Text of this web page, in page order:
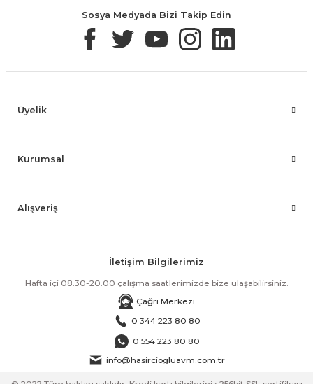
Sosya Medyada Bizi Takip Edin
Üyelik
Kurumsal
Alışveriş
İletişim Bilgilerimiz
Hafta içi 08.30-20.00 çalışma saatlerimizde bize ulaşabilirsiniz.
Çağrı Merkezi
0 344 223 80 80
0 554 223 80 80
info@hasirciogluavm.com.tr